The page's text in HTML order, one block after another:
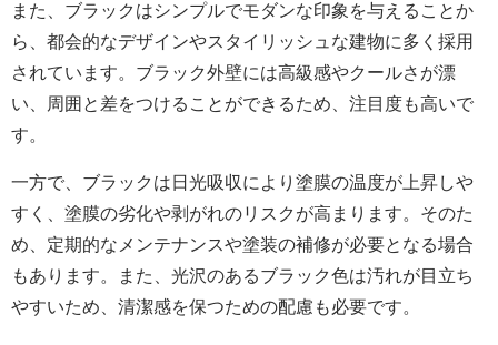
また、ブラックはシンプルでモダンな印象を与えることか
ら、都会的なデザインやスタイリッシュな建物に多く採用
されています。ブラック外壁には高級感やクールさが漂
い、周囲と差をつけることができるため、注目度も高いで
す。
一方で、ブラックは日光吸収により塗膜の温度が上昇しや
すく、塗膜の劣化や剥がれのリスクが高まります。そのた
め、定期的なメンテナンスや塗装の補修が必要となる場合
もあります。また、光沢のあるブラック色は汚れが目立ち
やすいため、清潔感を保つための配慮も必要です。